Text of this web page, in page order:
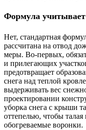
Формула
Нет, стандартная
рассчитана на отвод
меры. Во-первых,
и прилегающих
предотвращает
снега над теплой
выдерживать вес
проектировании
уборка снега с крыши
оттепелью, чтобы талая
обогреваемые воронки.